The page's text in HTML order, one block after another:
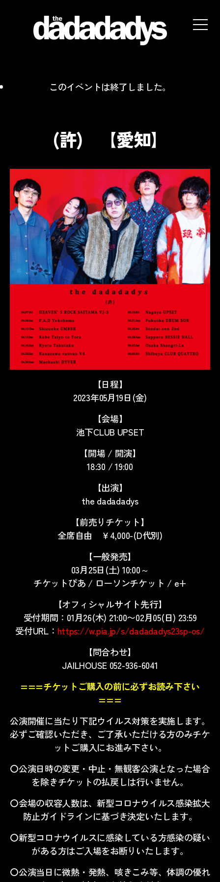
websiteこのイベントは終了しました。
(許) 【愛知】
【日程】
2023年05月19日(金)
【会場】
池下CLUB UPSET
【開場 / 開演】
18:30 / 19:00
【出演】
the dadadadys
【前売りチケット】
全席自由 ￥4,000-(D代別)
【一般発売】
03月25日(土) 10:00～
チケットぴあ / ローソンチケット / e+
【オフィシャルサイト先行】
受付期間：01月26(木) 21:00〜02月05(日) 23:59
受付URL： https://w.pia.jp/s/dadadadys23sp-os/
【問合わせ】
JAILHOUSE 052-936-6041
===チケットご購入の前に必ずお読み下さい
===
公演開催に当たり下記ウイルス対策を実施します。
必ずご確認いただき、ご了承いただける方のみチケ
ットご購入にお進み下さい。
〇公演日時の変更・中止・無観客公演となった場合
を除きチケットの払戻しは行いません。
〇会場の収容人数は、新型コロナウイルス感染拡大
防止ガイドラインに基づき決定いたします。
〇新型コロナウイルスに感染している方感染の疑い
がある方はご入場をお断りいたします。
〇公演当日に微熱・発熱、咳きこみ等、体調の優れ